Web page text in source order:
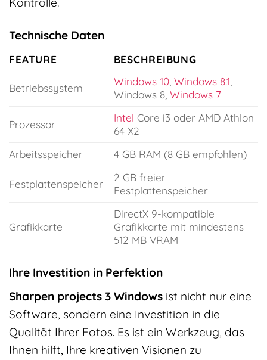
Technische Daten
FEATURE BESCHREIBUNG
Betriebssystem
Windows 10, Windows 8.1,
Windows 8, Windows 7
Prozessor
Intel Core i3 oder AMD Athlon
64 X2
Arbeitsspeicher
4 GB RAM (8 GB empfohlen)
Festplattenspeicher
2 GB freier
Festplattenspeicher
Grafikkarte
DirectX 9-kompatible
Grafikkarte mit mindestens
512 MB VRAM
Ihre Investition in Perfektion
Sharpen projects 3 Windows ist nicht nur eine
Software, sondern eine Investition in die
Qualität Ihrer Fotos. Es ist ein Werkzeug, das
Ihnen hilft, Ihre kreativen Visionen zu